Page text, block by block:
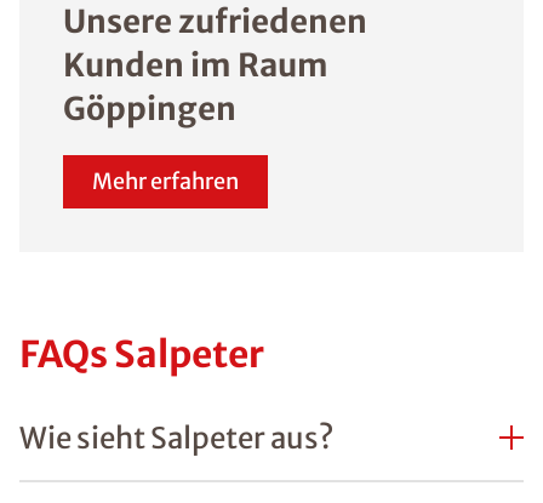
Unsere zufriedenen
Kunden im Raum
Göppingen
Mehr erfahren
FAQs Salpeter
Wie sieht Salpeter aus?